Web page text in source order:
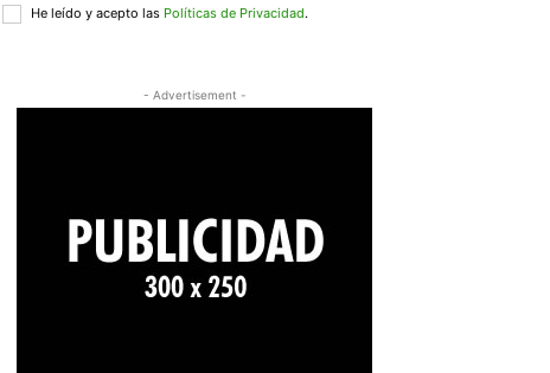
He leído y acepto las Políticas de Privacidad.
- Advertisement -